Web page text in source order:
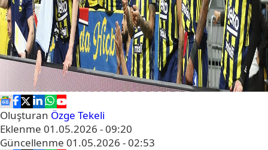
Oluşturan Özge Tekeli
Eklenme 01.05.2026 - 09:20
Güncellenme 01.05.2026 - 02:53